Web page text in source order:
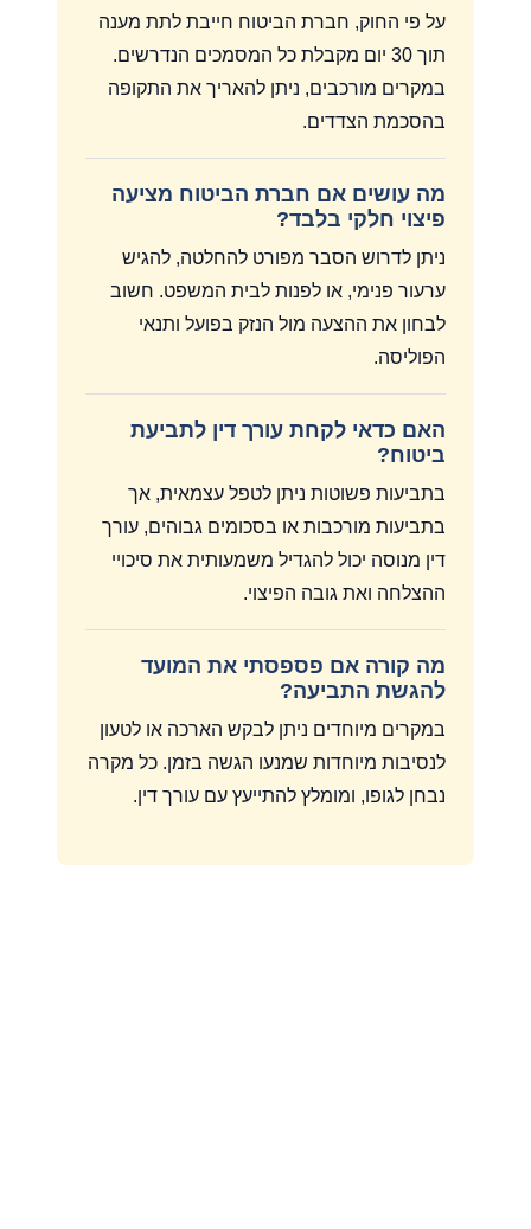
על פי החוק, חברת הביטוח חייבת לתת מענה
תוך 30 יום מקבלת כל המסמכים הנדרשים.
במקרים מורכבים, ניתן להאריך את התקופה
בהסכמת הצדדים.
מה עושים אם חברת הביטוח מציעה
פיצוי חלקי בלבד?
ניתן לדרוש הסבר מפורט להחלטה, להגיש
ערעור פנימי, או לפנות לבית המשפט. חשוב
לבחון את ההצעה מול הנזק בפועל ותנאי
הפוליסה.
האם כדאי לקחת עורך דין לתביעת
ביטוח?
בתביעות פשוטות ניתן לטפל עצמאית, אך
בתביעות מורכבות או בסכומים גבוהים, עורך
דין מנוסה יכול להגדיל משמעותית את סיכויי
ההצלחה ואת גובה הפיצוי.
מה קורה אם פספסתי את המועד
להגשת התביעה?
במקרים מיוחדים ניתן לבקש הארכה או לטעון
לנסיבות מיוחדות שמנעו הגשה בזמן. כל מקרה
נבחן לגופו, ומומלץ להתייעץ עם עורך דין.